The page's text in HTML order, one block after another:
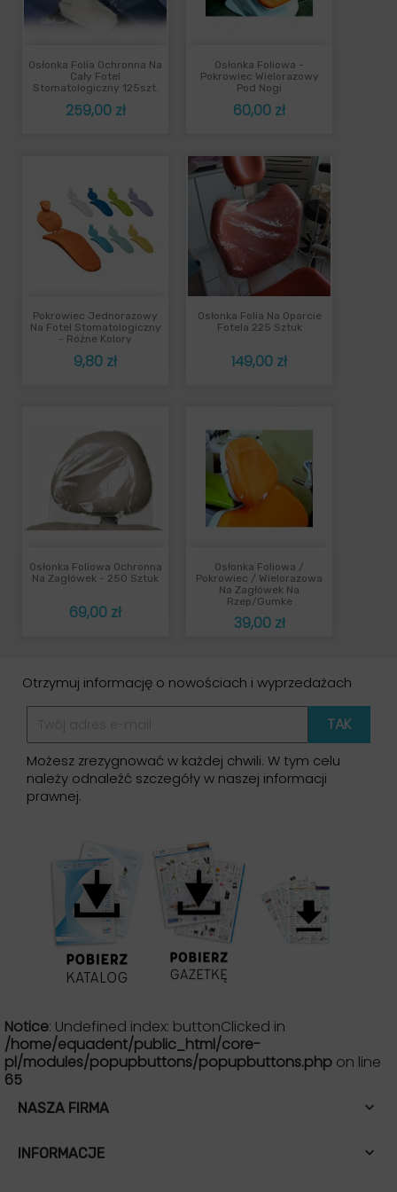
Osłonka Folia Ochronna Na
Cały Fotel
Stomatologiczny 125szt.
Cena
259,00 zł
Osłonka Foliowa -
Pokrowiec Wielorazowy
Pod Nogi
Cena
60,00 zł
Pokrowiec Jednorazowy
Na Fotel Stomatologiczny
- Różne Kolory
Cena
9,80 zł
Osłonka Folia Na Oparcie
Fotela 225 Sztuk
Cena
149,00 zł
Osłonka Foliowa Ochronna
Na Zagłówek - 250 Sztuk
Cena
69,00 zł
Osłonka Foliowa /
Pokrowiec / Wielorazowa
Na Zagłówek Na
Rzep/gumke
Cena
39,00 zł
Otrzymuj informację o nowościach i wyprzedażach
Możesz zrezygnować w każdej chwili. W tym celu
należy odnaleźć szczegóły w naszej informacji
prawnej.
Notice: Undefined index: buttonClicked in
/home/equadent/public_html/core-
pl/modules/popupbuttons/popupbuttons.php on line
65
NASZA FIRMA 
INFORMACJE 